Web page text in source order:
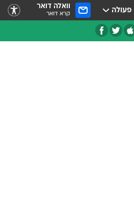
פעולה וואלה דואר
קרא דואר